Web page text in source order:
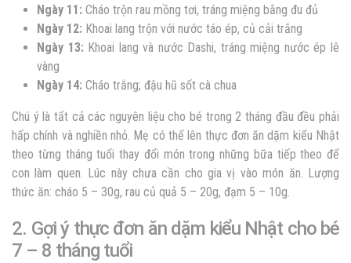
Ngày 11: Cháo trộn rau mồng tơi, tráng miệng bằng đu đủ
Ngày 12: Khoai lang trộn với nước táo ép, củ cải trắng
Ngày 13: Khoai lang và nước Dashi, tráng miệng nước ép lê
vàng
Ngày 14: Cháo trắng; đậu hũ sốt cà chua
Chú ý là tất cả các nguyên liệu cho bé trong 2 tháng đầu đều phải
hấp chính và nghiền nhỏ. Mẹ có thể lên thực đơn ăn dặm kiểu Nhật
theo từng tháng tuổi thay đổi món trong những bữa tiếp theo để
con làm quen. Lúc này chưa cần cho gia vị vào món ăn. Lượng
thức ăn: cháo 5 – 30g, rau củ quả 5 – 20g, đạm 5 – 10g.
2. Gợi ý thực đơn ăn dặm kiểu Nhật cho bé
7 – 8 tháng tuổi